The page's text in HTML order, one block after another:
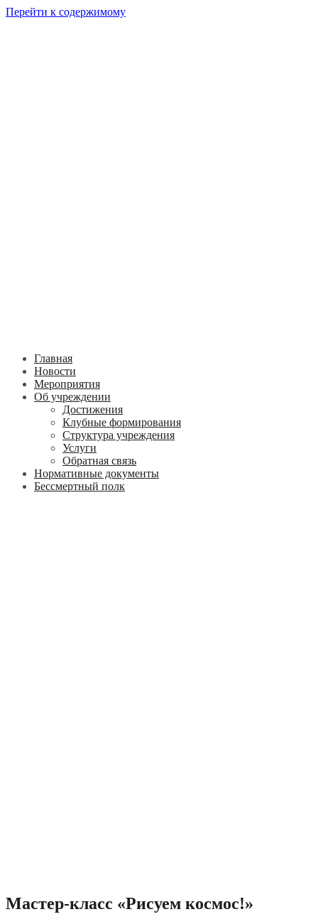
Перейти к содержимому
Главная
Новости
Мероприятия
Об учреждении
Достижения
Клубные формирования
Структура учреждения
Услуги
Обратная связь
Нормативные документы
Бессмертный полк
Мастер-класс «Рисуем космос!»